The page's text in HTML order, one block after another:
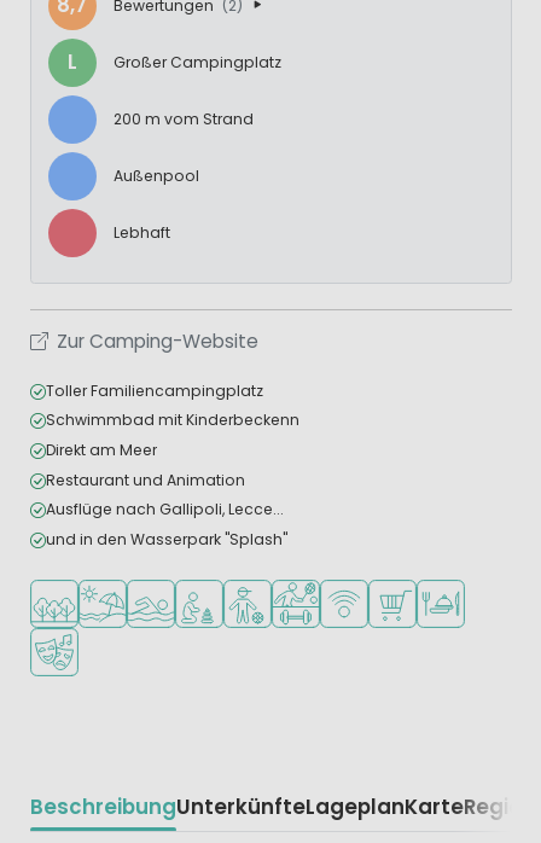
Bewertungen (2)
L Großer Campingplatz
200 m vom Strand
Außenpool
Lebhaft
Zur Camping-Website
Toller Familiencampingplatz
Schwimmbad mit Kinderbeckenn
Direkt am Meer
Restaurant und Animation
Ausflüge nach Gallipoli, Lecce...
und in den Wasserpark "Splash"
In waldreicher Umgebung
Am Strand und Meer
FreibadEmpfohlen für kleine Kinder
Empfohlen für Teenager
Viele Sportmöglichkeiten
WLAN verfügbar
Supermarkt/Laden
Restaurant
Animationsteam
BeschreibungUnterkünfteLageplanKarteRegion